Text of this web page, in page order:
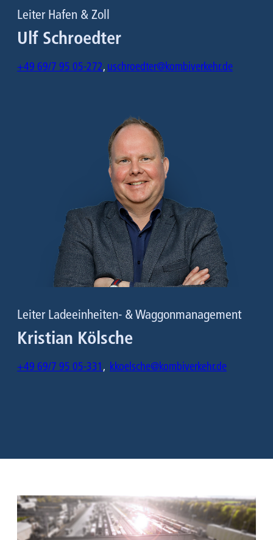
Leiter Hafen & Zoll
Ulf Schroedter
+49 69/7 95 05-272, uschroedter@kombiverkehr.de
Leiter Ladeeinheiten- & Waggonmanagement
Kristian Kölsche
+49 69/7 95 05-331, kkoelsche@kombiverkehr.de